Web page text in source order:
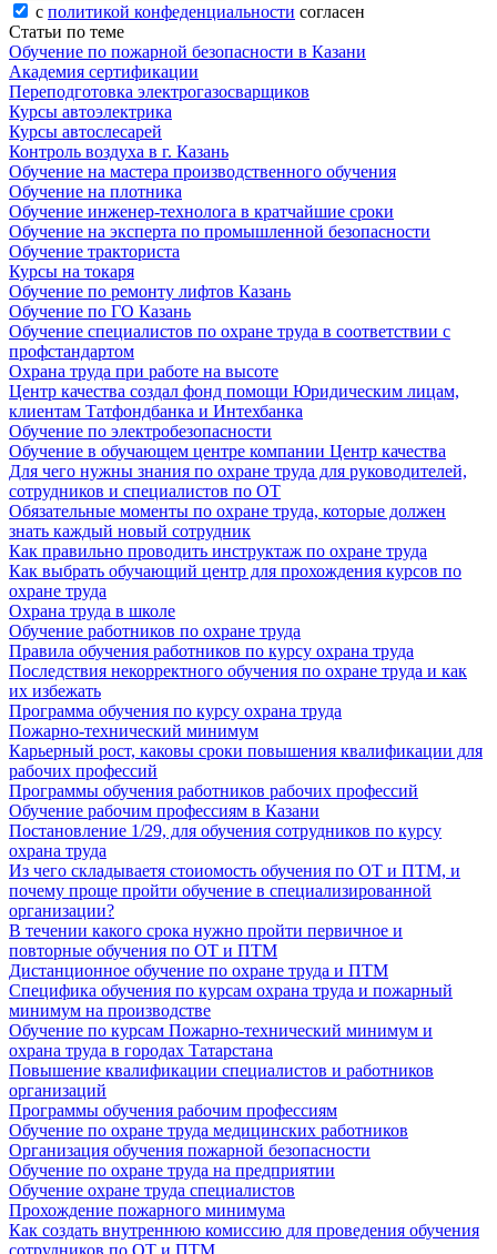
с политикой конфеденциальности согласен
Статьи по теме
Обучение по пожарной безопасности в Казани
Академия сертификации
Переподготовка электрогазосварщиков
Курсы автоэлектрика
Курсы автослесарей
Контроль воздуха в г. Казань
Обучение на мастера производственного обучения
Обучение на плотника
Обучение инженер-технолога в кратчайшие сроки
Обучение на эксперта по промышленной безопасности
Обучение тракториста
Курсы на токаря
Обучение по ремонту лифтов Казань
Обучение по ГО Казань
Обучение специалистов по охране труда в соответствии с
профстандартом
Охрана труда при работе на высоте
Центр качества создал фонд помощи Юридическим лицам,
клиентам Татфондбанка и Интехбанка
Обучение по электробезопасности
Обучение в обучающем центре компании Центр качества
Для чего нужны знания по охране труда для руководителей,
сотрудников и специалистов по ОТ
Обязательные моменты по охране труда, которые должен
знать каждый новый сотрудник
Как правильно проводить инструктаж по охране труда
Как выбрать обучающий центр для прохождения курсов по
охране труда
Охрана труда в школе
Обучение работников по охране труда
Правила обучения работников по курсу охрана труда
Последствия некорректного обучения по охране труда и как
их избежать
Программа обучения по курсу охрана труда
Пожарно-технический минимум
Карьерный рост, каковы сроки повышения квалификации для
рабочих профессий
Программы обучения работников рабочих профессий
Обучение рабочим профессиям в Казани
Постановление 1/29, для обучения сотрудников по курсу
охрана труда
Из чего складываетя стоиомость обучения по ОТ и ПТМ, и
почему проще пройти обучение в специализированной
организации?
В течении какого срока нужно пройти первичное и
повторные обучения по ОТ и ПТМ
Дистанционное обучение по охране труда и ПТМ
Специфика обучения по курсам охрана труда и пожарный
минимум на производстве
Обучение по курсам Пожарно-технический минимум и
охрана труда в городах Татарстана
Повышение квалификации специалистов и работников
организаций
Программы обучения рабочим профессиям
Обучение по охране труда медицинских работников
Организация обучения пожарной безопасности
Обучение по охране труда на предприятии
Обучение охране труда специалистов
Прохождение пожарного минимума
Как создать внутреннюю комиссию для проведения обучения
сотрудников по ОТ и ПТМ